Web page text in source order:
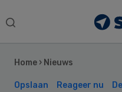
Search
Home › Nieuws
Opslaan Reageer nu
Sidebar